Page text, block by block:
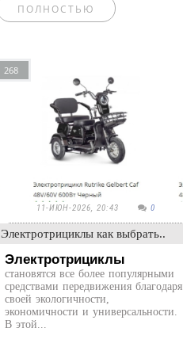
ПОЛНОСТЬЮ
268
11-ИЮН-2026, 20:43 0
Электротрициклы как выбрать..
Электротрициклы
становятся все более популярными
средствами передвижения благодаря
своей экологичности,
экономичности и универсальности.
В этой...